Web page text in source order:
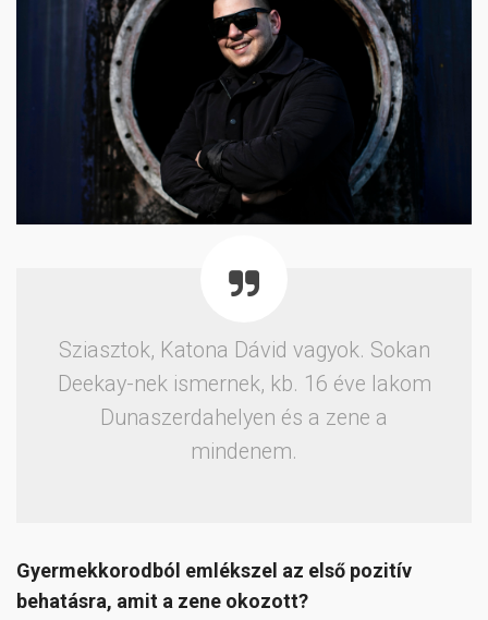
Sziasztok, Katona Dávid vagyok. Sokan
Deekay-nek ismernek, kb. 16 éve lakom
Dunaszerdahelyen és a zene a
mindenem.
Gyermekkorodból emlékszel az első pozitív
behatásra, amit a zene okozott?